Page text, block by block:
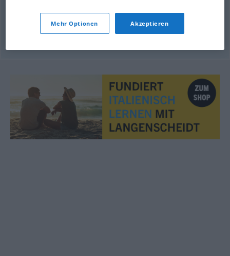
hervorstechend
,intensiv
Mehr Optionen Akzeptieren